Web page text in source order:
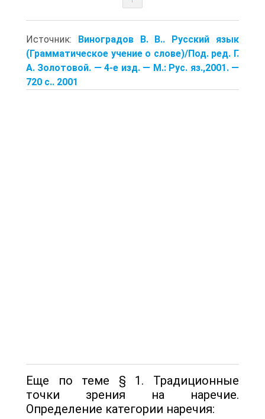
Источник: Виноградов В. В.. Русский язык
(Грамматическое учение о слове)/Под. ред. Г.
А. Золотовой. — 4-е изд. — М.: Рус. яз.,2001. —
720 с.. 2001
Еще по теме § 1. Традиционные
точки зрения на наречие.
Определение категории наречия: